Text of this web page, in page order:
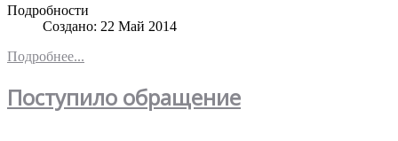
Подробности
Создано: 22 Май 2014
Подробнее...
Поступило обращение